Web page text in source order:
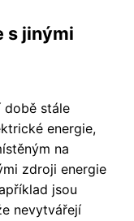
s jinými
době stále
energie,
na
zdroji energie
jsou
nevytvářejí